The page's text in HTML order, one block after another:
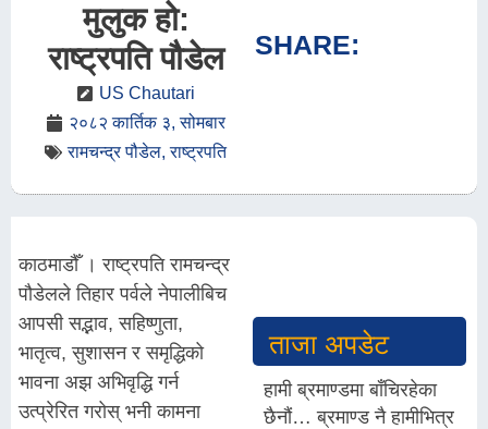
मुलुक हो:
राष्ट्रपति पौडेल
US Chautari
२०८२ कार्तिक ३, सोमबार
रामचन्द्र पौडेल,राष्ट्रपति
SHARE:
काठमाडौँ । राष्ट्रपति रामचन्द्र
पौडेलले तिहार पर्वले नेपालीबिच
आपसी सद्भाव, सहिष्णुता,
भातृत्व, सुशासन र समृद्धिको
भावना अझ अभिवृद्धि गर्न
उत्प्रेरित गरोस् भनी कामना
ताजा अपडेट
हामी ब्रमाण्डमा बाँचिरहेका
छैनौं… ब्रमाण्ड नै हामीभित्र